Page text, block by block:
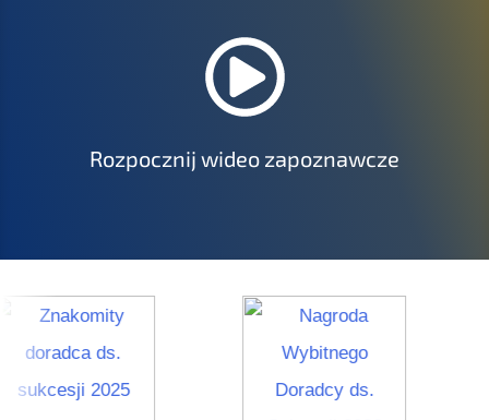
Rozpo­cz­nij wideo zapoznawcze